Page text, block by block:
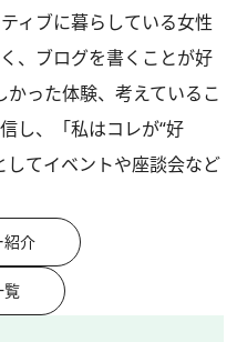
ィブに暮らしている女性
、ブログを書くことが好
かった体験、考えているこ
し、「私はコレが“好
してイベントや座談会など
紹介
覧